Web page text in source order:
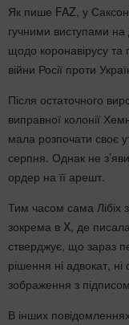
Як пише FAZ, у
гучними виступами на
щодо коронавірусу та
війни Росії проти
Після остаточного
виправної колонії
мала розпочати своє
серпня. Однак не
ордер на її арешт.
Тим часом сама Лібіх
зокрема в X, де
стверджує, що зараз
рішення ні адвокат,
зображення з
В інших